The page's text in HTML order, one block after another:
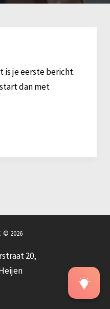
is je eerste bericht.
dan met
© 2026
20,